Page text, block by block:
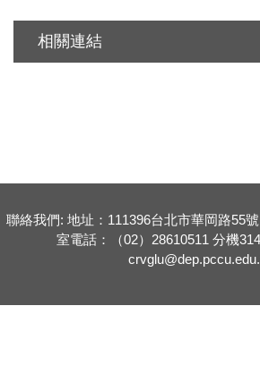
相關連結
聯絡我們: 地址：111396台北市華岡路55
室電話：（02）28610511 分機